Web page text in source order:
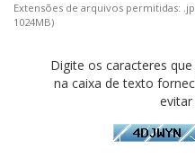
Extensões de arquivos permitidas:
1024MB)
Digite os caracteres
na caixa de texto
evitar